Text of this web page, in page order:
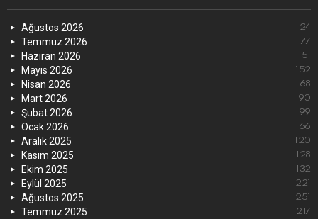
Ağustos 2026 24
Temmuz 2026 77
Haziran 2026 51
Mayıs 2026 152
Nisan 2026 68
Mart 2026 90
Şubat 2026 99
Ocak 2026 66
Aralık 2025 120
Kasım 2025 128
Ekim 2025 132
Eylül 2025 221
Ağustos 2025 251
Temmuz 2025 217